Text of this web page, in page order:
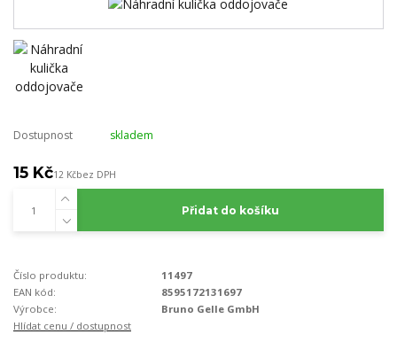
Dostupnost skladem
15 Kč12 Kčbez DPH
Přidat do košíku
Číslo produktu:
11497
EAN kód:
8595172131697
Výrobce:
Bruno Gelle GmbH
Hlídat cenu / dostupnost